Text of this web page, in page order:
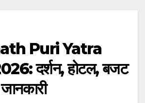
Puri Yatra
दर्शन, होटल, बजट